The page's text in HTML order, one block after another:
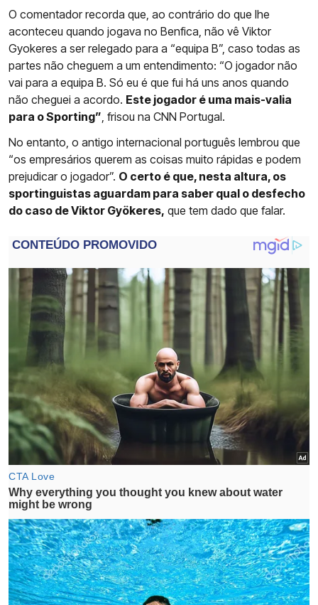
O comentador recorda que, ao contrário do que lhe
aconteceu quando jogava no Benfica, não vê Viktor
Gyokeres a ser relegado para a “equipa B”, caso todas as
partes não cheguem a um entendimento: “O jogador não
vai para a equipa B. Só eu é que fui há uns anos quando
não cheguei a acordo. Este jogador é uma mais-valia
para o Sporting”, frisou na CNN Portugal.
No entanto, o antigo internacional português lembrou que
“os empresários querem as coisas muito rápidas e podem
prejudicar o jogador”. O certo é que, nesta altura, os
sportinguistas aguardam para saber qual o desfecho
do caso de Viktor Gyökeres, que tem dado que falar.